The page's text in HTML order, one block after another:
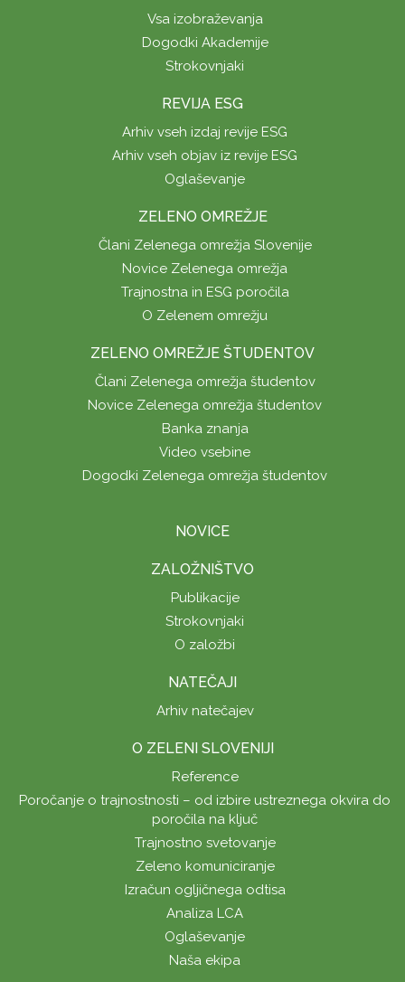
Vsa izobraževanja
Dogodki Akademije
Strokovnjaki
REVIJA ESG
Arhiv vseh izdaj revije ESG
Arhiv vseh objav iz revije ESG
Oglaševanje
ZELENO OMREŽJE
Člani Zelenega omrežja Slovenije
Novice Zelenega omrežja
Trajnostna in ESG poročila
O Zelenem omrežju
ZELENO OMREŽJE ŠTUDENTOV
Člani Zelenega omrežja študentov
Novice Zelenega omrežja študentov
Banka znanja
Video vsebine
Dogodki Zelenega omrežja študentov
NOVICE
ZALOŽNIŠTVO
Publikacije
Strokovnjaki
O založbi
NATEČAJI
Arhiv natečajev
O ZELENI SLOVENIJI
Reference
Poročanje o trajnostnosti – od izbire ustreznega okvira do
poročila na ključ
Trajnostno svetovanje
Zeleno komuniciranje
Izračun ogljičnega odtisa
Analiza LCA
Oglaševanje
Naša ekipa